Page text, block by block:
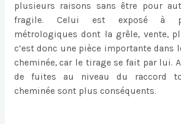
plusieurs raisons sans être pour
fragile. Celui est exposé à
métrologiques dont la grêle, vente,
c’est donc une pièce importante dans
cheminée, car le tirage se fait par lui.
de fuites au niveau du raccord
cheminée sont plus conséquents.